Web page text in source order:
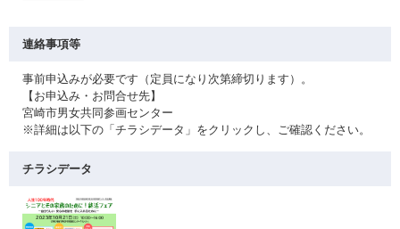
連絡事項等
事前申込みが必要です（定員になり次第締切ります）。
【お申込み・お問合せ先】
宮崎市男女共同参画センター
※詳細は以下の「チラシデータ」をクリックし、ご確認ください。
チラシデータ